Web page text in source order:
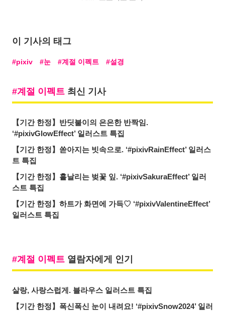
이 기사의 태그
pixiv 눈 계절 이펙트 설경
계절 이펙트 최신 기사
【기간 한정】반딧불이의 은은한 반짝임.
‘#pixivGlowEffect’ 일러스트 특집
【기간 한정】쏟아지는 빗속으로. ‘#pixivRainEffect’ 일러스
트 특집
【기간 한정】흩날리는 벚꽃 잎. ‘#pixivSakuraEffect’ 일러
스트 특집
【기간 한정】하트가 화면에 가득♡ ‘#pixivValentineEffect’
일러스트 특집
계절 이펙트 열람자에게 인기
살랑, 사랑스럽게. 블라우스 일러스트 특집
【기간 한정】폭신폭신 눈이 내려요! ‘#pixivSnow2024’ 일러